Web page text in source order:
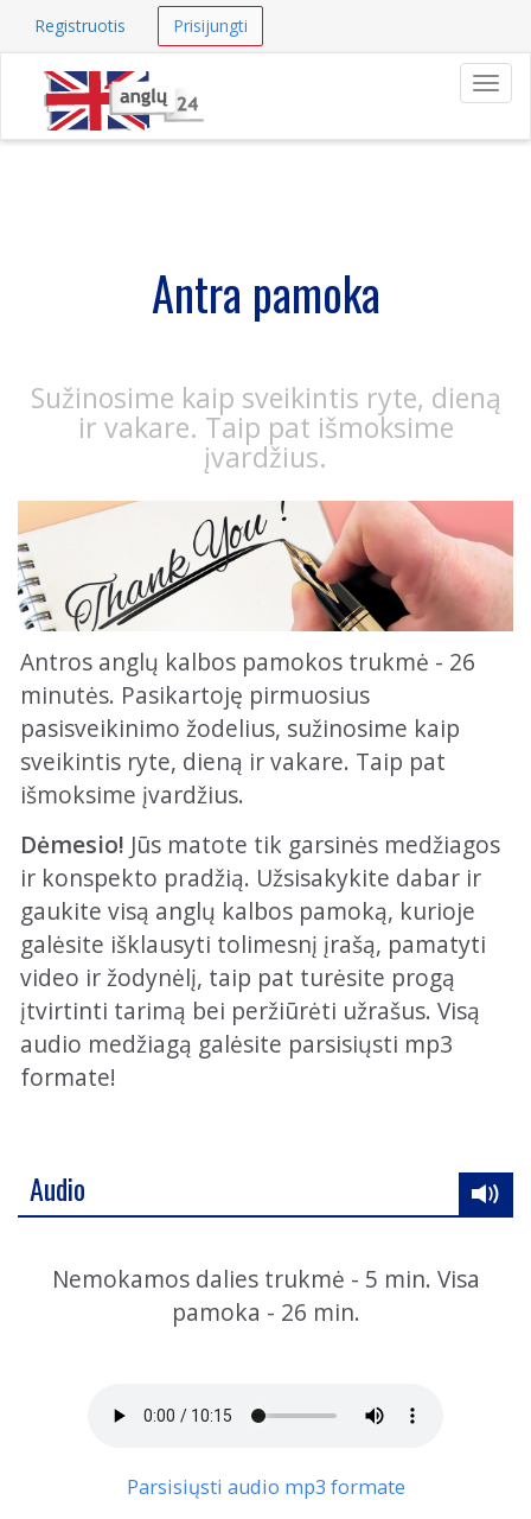
Registruotis Prisijungti
Antra pamoka
Sužinosime kaip sveikintis ryte, dieną
ir vakare. Taip pat išmoksime
įvardžius.
Antros anglų kalbos pamokos trukmė - 26
minutės. Pasikartoję pirmuosius
pasisveikinimo žodelius, sužinosime kaip
sveikintis ryte, dieną ir vakare. Taip pat
išmoksime įvardžius.
Dėmesio! Jūs matote tik garsinės medžiagos
ir konspekto pradžią. Užsisakykite dabar ir
gaukite visą anglų kalbos pamoką, kurioje
galėsite išklausyti tolimesnį įrašą, pamatyti
video ir žodynėlį, taip pat turėsite progą
įtvirtinti tarimą bei peržiūrėti užrašus. Visą
audio medžiagą galėsite parsisiųsti mp3
formate!
Audio
Nemokamos dalies trukmė - 5 min. Visa
pamoka - 26 min.
Parsisiųsti audio mp3 formate